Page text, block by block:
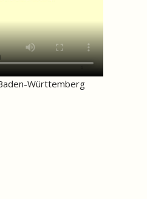
Württemberg